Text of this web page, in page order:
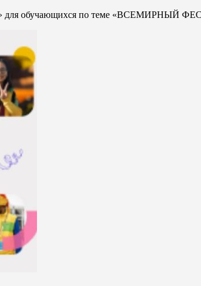
для обучающихся по теме